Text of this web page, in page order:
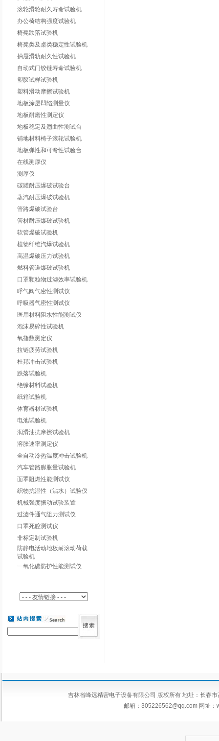
滚轮滑轮耐久寿命试验机
办公椅结构强度试验机
椅凳跌落试验机
椅凳类及桌类稳定性试验机
抽屉滑轨耐久性试验机
自动式门铰链寿命试验机
塑胶试样试验机
塑料滑动摩擦试验机
地板涂层凹陷测量仪
地板耐磨性测定仪
地板稳定及翘曲性测试台
铺地材料椅子滚轮试验机
地板弹性和可弯性试验台
在线测厚仪
测厚仪
碳罐耐压爆破试验台
蒸汽耐压爆破试验机
管路爆破试验台
管材耐压爆破试验机
软管爆破试验机
植物纤维汽爆试验机
高温爆破压力试验机
燃料管道爆破试验机
口罩颗粒物过滤效率试验机
呼气阀气密性测试仪
呼吸器气密性测试仪
医用材料阻水性能测试仪
泡沫易碎性试验机
氧指数测定仪
拉链疲劳试验机
杜邦冲击试验机
跌落试验机
绝缘材料试验机
纸箱试验机
体育器材试验机
电池试验机
润滑油抗摩擦试验机
溶胀速率测定仪
全自动冷热温度冲击试验机
汽车管路膨胀量试验机
面罩阻燃性能测试仪
织物抗湿性（沾水）试验仪
机械强度振动试验装置
过滤件通气阻力测试仪
口罩死腔测试仪
非标定制试验机
防静电活动地板耐滚动荷载
试验机
一氧化碳防护性能测试仪
吉林省峰远精密电子设备有限公司 版权所有 地址：长
邮箱： 305226562@qq.com网址：